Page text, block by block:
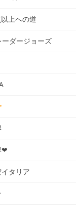
上への道
ダージョーズ
❤︎
タリア